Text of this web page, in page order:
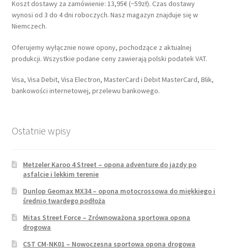
Koszt dostawy za zamówienie: 13,95€ (~59zł). Czas dostawy
wynosi od 3 do 4 dni roboczych. Nasz magazyn znajduje się w
Niemczech.
Oferujemy wyłącznie nowe opony, pochodzące z aktualnej
produkcji. Wszystkie podane ceny zawierają polski podatek VAT.
Visa, Visa Debit, Visa Electron, MasterCard i Debit MasterCard, Blik,
bankowości internetowej, przelewu bankowego.
Ostatnie wpisy
Metzeler Karoo 4 Street – opona adventure do jazdy po
asfalcie i lekkim terenie
Dunlop Geomax MX34 – opona motocrossowa do miękkiego i
średnio twardego podłoża
Mitas Street Force – Zrównoważona sportowa opona
drogowa
CST CM-NK01 – Nowoczesna sportowa opona drogowa